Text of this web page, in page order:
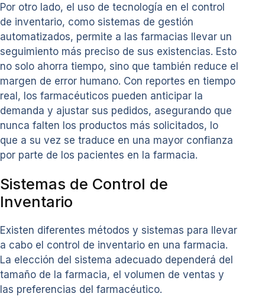
Por otro lado, el uso de tecnología en el control
de inventario, como sistemas de gestión
automatizados, permite a las farmacias llevar un
seguimiento más preciso de sus existencias. Esto
no solo ahorra tiempo, sino que también reduce el
margen de error humano. Con reportes en tiempo
real, los farmacéuticos pueden anticipar la
demanda y ajustar sus pedidos, asegurando que
nunca falten los productos más solicitados, lo
que a su vez se traduce en una mayor confianza
por parte de los pacientes en la farmacia.
Sistemas de Control de
Inventario
Existen diferentes métodos y sistemas para llevar
a cabo el control de inventario en una farmacia.
La elección del sistema adecuado dependerá del
tamaño de la farmacia, el volumen de ventas y
las preferencias del farmacéutico.